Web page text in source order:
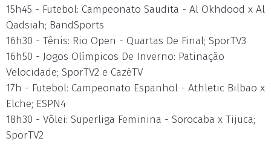
15h45 - Futebol: Campeonato Saudita - Al Okhdood x Al
Qadsiah; BandSports
16h30 - Tênis: Rio Open - Quartas De Final; SporTV3
16h50 - Jogos Olímpicos De Inverno: Patinação
Velocidade; SporTV2 e CazéTV
17h - Futebol: Campeonato Espanhol - Athletic Bilbao x
Elche; ESPN4
18h30 - Vôlei: Superliga Feminina - Sorocaba x Tijuca;
SporTV2